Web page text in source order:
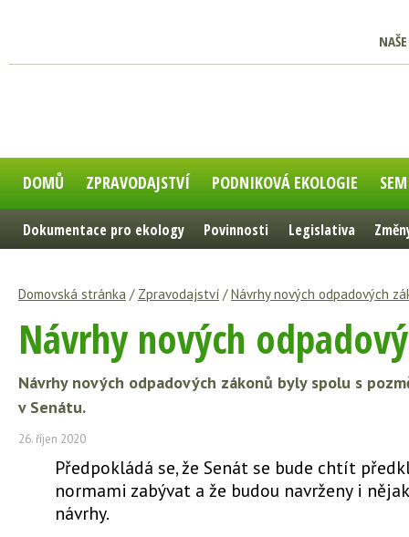
DOMŮ ZPRAVODAJSTVÍ PODNIKOVÁ EKOLOGIE
Dokumentace pro ekology Povinnosti Legislativa
Domovská stránka / Zpravodajství /Návrhy nových odpadových
Návrhy nových
Návrhy nových odpadových zákonů byly spolu s
v Senátu.
26. říjen 2020
Předpokládá se, že Senát se bude chtít
normami zabývat a že budou navrženy i
návrhy.